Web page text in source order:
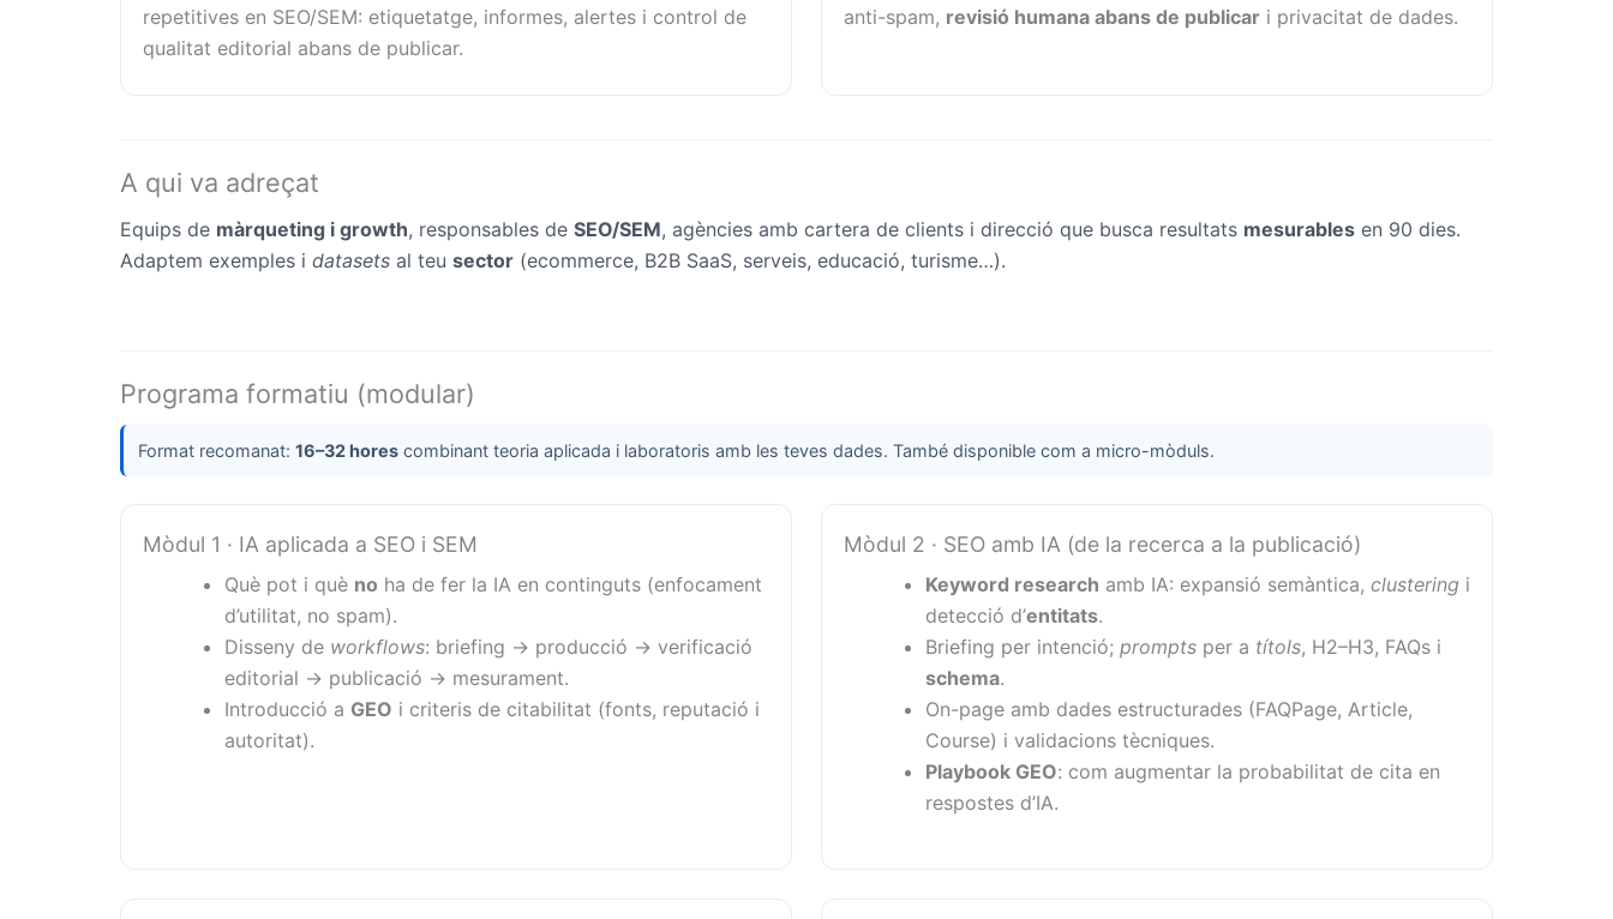
repetitives en SEO/SEM: etiquetatge, informes, alertes i control de
qualitat editorial abans de publicar.
anti-spam, revisió humana abans de publicar i privacitat de dades.
A qui va adreçat
Equips de màrqueting i growth, responsables de SEO/SEM, agències amb cartera de clients i direcció que busca resultats mesurables en 90 dies.
Adaptem exemples i datasets al teu sector (ecommerce, B2B SaaS, serveis, educació, turisme…).
Programa formatiu (modular)
Format recomanat: 16–32 hores combinant teoria aplicada i laboratoris amb les teves dades. També disponible com a micro-mòduls.
Mòdul 1 · IA aplicada a SEO i SEM
Què pot i què no ha de fer la IA en continguts (enfocament
d’utilitat, no spam).
Disseny de workflows: briefing → producció → verificació
editorial → publicació → mesurament.
Introducció a GEO i criteris de citabilitat (fonts, reputació i
autoritat).
Mòdul 2 · SEO amb IA (de la recerca a la publicació)
Keyword research amb IA: expansió semàntica, clustering i
detecció d’entitats.
Briefing per intenció; prompts per a títols, H2–H3, FAQs i
schema.
On-page amb dades estructurades (FAQPage, Article,
Course) i validacions tècniques.
Playbook GEO: com augmentar la probabilitat de cita en
respostes d’IA.